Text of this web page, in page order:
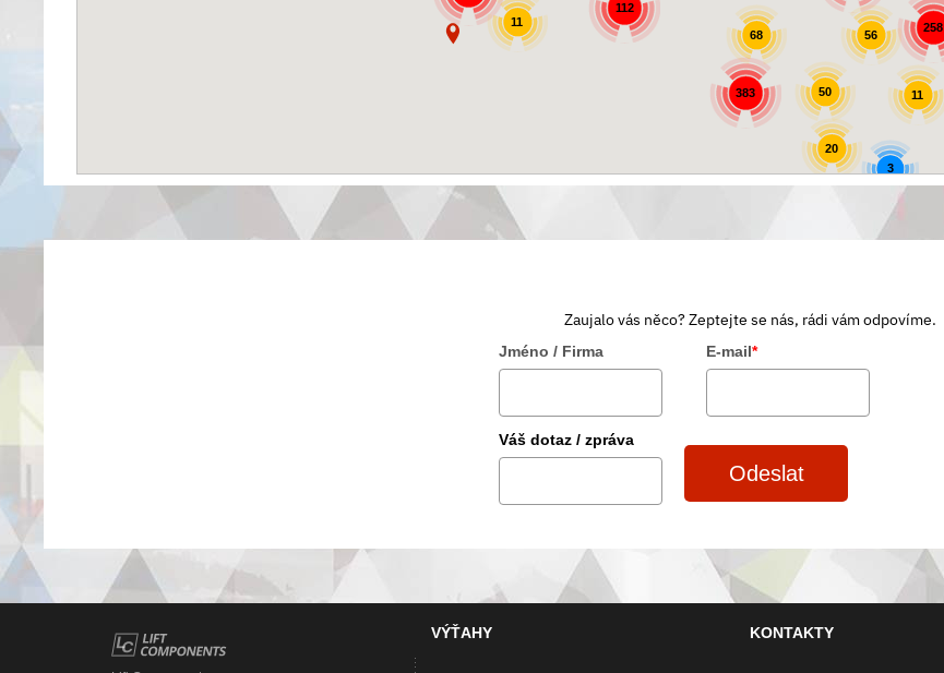
50
56
383
112
258
20
3
68
11
11
Zaujalo vás něco? Zeptejte se nás, rádi vám odpovíme.
Jméno / Firma E-mail*
Váš dotaz / zpráva
Odeslat
VÝŤAHY KONTAKTY